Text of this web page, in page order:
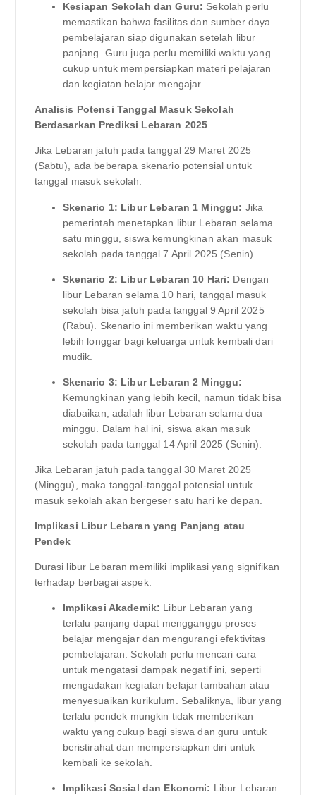
Kesiapan Sekolah dan Guru: Sekolah perlu
memastikan bahwa fasilitas dan sumber daya
pembelajaran siap digunakan setelah libur
panjang. Guru juga perlu memiliki waktu yang
cukup untuk mempersiapkan materi pelajaran
dan kegiatan belajar mengajar.
Analisis Potensi Tanggal Masuk Sekolah
Berdasarkan Prediksi Lebaran 2025
Jika Lebaran jatuh pada tanggal 29 Maret 2025
(Sabtu), ada beberapa skenario potensial untuk
tanggal masuk sekolah:
Skenario 1: Libur Lebaran 1 Minggu: Jika
pemerintah menetapkan libur Lebaran selama
satu minggu, siswa kemungkinan akan masuk
sekolah pada tanggal 7 April 2025 (Senin).
Skenario 2: Libur Lebaran 10 Hari: Dengan
libur Lebaran selama 10 hari, tanggal masuk
sekolah bisa jatuh pada tanggal 9 April 2025
(Rabu). Skenario ini memberikan waktu yang
lebih longgar bagi keluarga untuk kembali dari
mudik.
Skenario 3: Libur Lebaran 2 Minggu:
Kemungkinan yang lebih kecil, namun tidak bisa
diabaikan, adalah libur Lebaran selama dua
minggu. Dalam hal ini, siswa akan masuk
sekolah pada tanggal 14 April 2025 (Senin).
Jika Lebaran jatuh pada tanggal 30 Maret 2025
(Minggu), maka tanggal-tanggal potensial untuk
masuk sekolah akan bergeser satu hari ke depan.
Implikasi Libur Lebaran yang Panjang atau
Pendek
Durasi libur Lebaran memiliki implikasi yang signifikan
terhadap berbagai aspek:
Implikasi Akademik: Libur Lebaran yang
terlalu panjang dapat mengganggu proses
belajar mengajar dan mengurangi efektivitas
pembelajaran. Sekolah perlu mencari cara
untuk mengatasi dampak negatif ini, seperti
mengadakan kegiatan belajar tambahan atau
menyesuaikan kurikulum. Sebaliknya, libur yang
terlalu pendek mungkin tidak memberikan
waktu yang cukup bagi siswa dan guru untuk
beristirahat dan mempersiapkan diri untuk
kembali ke sekolah.
Implikasi Sosial dan Ekonomi: Libur Lebaran